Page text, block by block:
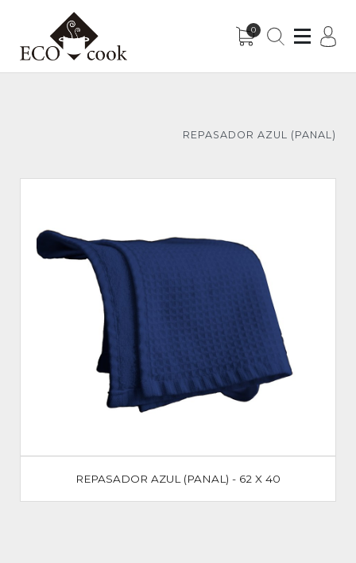
0
REPASADOR AZUL (PANAL)
REPASADOR AZUL (PANAL) - 62 X 40